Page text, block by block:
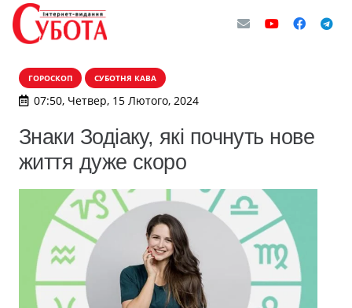
ГОРОСКОП СУБОТНЯ КАВА
07:50, Четвер, 15 Лютого, 2024
Знаки Зодіаку, які почнуть нове
життя дуже скоро